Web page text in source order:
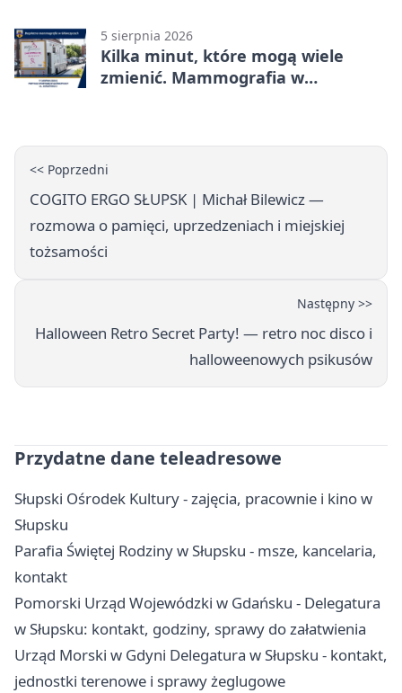
5 sierpnia 2026
Kilka minut, które mogą wiele
zmienić. Mammografia w
<< Poprzedni
COGITO ERGO SŁUPSK | Michał Bilewicz —
rozmowa o pamięci, uprzedzeniach i miejskiej
tożsamości
Następny >>
Halloween Retro Secret Party! — retro noc disco i
halloweenowych psikusów
Przydatne dane teleadresowe
Słupski Ośrodek Kultury - zajęcia, pracownie i kino w
Słupsku
Parafia Świętej Rodziny w Słupsku - msze, kancelaria,
kontakt
Pomorski Urząd Wojewódzki w Gdańsku - Delegatura
w Słupsku: kontakt, godziny, sprawy do załatwienia
Urząd Morski w Gdyni Delegatura w Słupsku - kontakt,
jednostki terenowe i sprawy żeglugowe